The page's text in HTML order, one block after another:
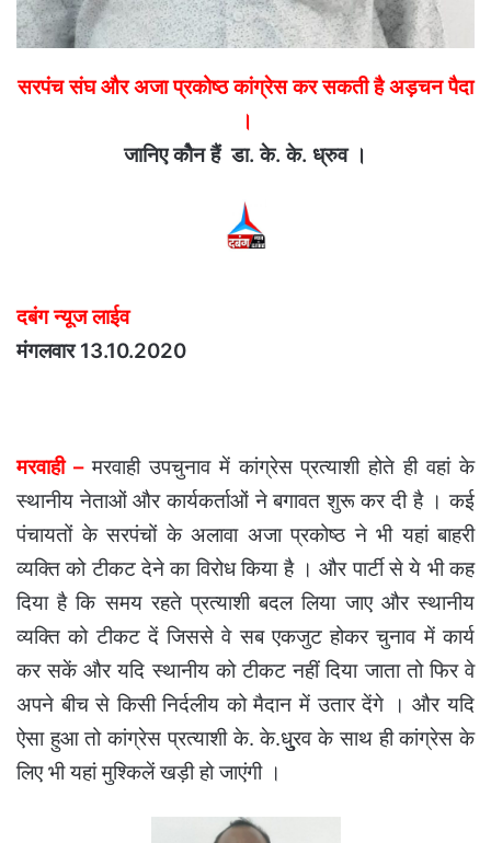
सरपंच संघ और अजा प्रकोष्ठ कांग्रेस कर सकती है अड़चन पैदा
।
जानिए कोैन हैं डा. के. के. ध्रुव ।
दबंग न्यूज लाईव
मंगलवार 13.10.2020
मरवाही –मरवाही उपचुनाव में कांग्रेस प्रत्याशी होते ही वहां के
स्थानीय नेताओं और कार्यकर्ताओं ने बगावत शुरू कर दी है । कई
पंचायतों के सरपंचों के अलावा अजा प्रकोष्ठ ने भी यहां बाहरी
व्यक्ति को टीकट देने का विरोध किया है । और पार्टी से ये भी कह
दिया है कि समय रहते प्रत्याशी बदल लिया जाए और स्थानीय
व्यक्ति को टीकट दें जिससे वे सब एकजुट होकर चुनाव में कार्य
कर सकें और यदि स्थानीय को टीकट नहीं दिया जाता तो फिर वे
अपने बीच से किसी निर्दलीय को मैदान में उतार देंगे । और यदि
ऐसा हुआ तो कांग्रेस प्रत्याशी के. के.धुु्रव के साथ ही कांग्रेस के
लिए भी यहां मुश्किलें खड़ी हो जाएंगी ।